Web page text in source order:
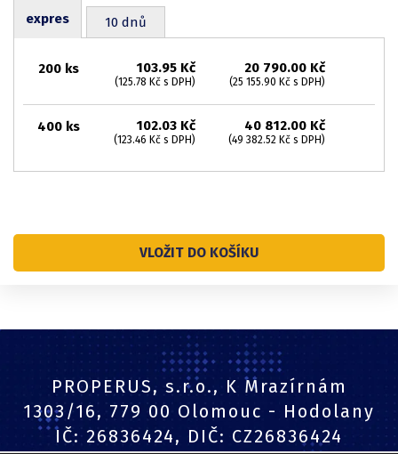
expres 10 dnů
200 ks 103.95 Kč
(125.78 Kč s DPH)
20 790.00 Kč
(25 155.90 Kč s DPH)
400 ks 102.03 Kč
(123.46 Kč s DPH)
40 812.00 Kč
(49 382.52 Kč s DPH)
VLOŽIT DO KOŠÍKU
PROPERUS, s.r.o., K Mrazírnám
1303/16, 779 00 Olomouc - Hodolany
IČ: 26836424, DIČ: CZ26836424